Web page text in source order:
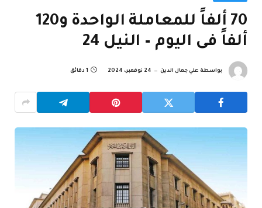
70 ألفاً للمعاملة الواحدة و120
ألفاً فى اليوم – النيل 24
بواسطة علي جمال الدين 24 نوفمبر، 2024 1 دقائق